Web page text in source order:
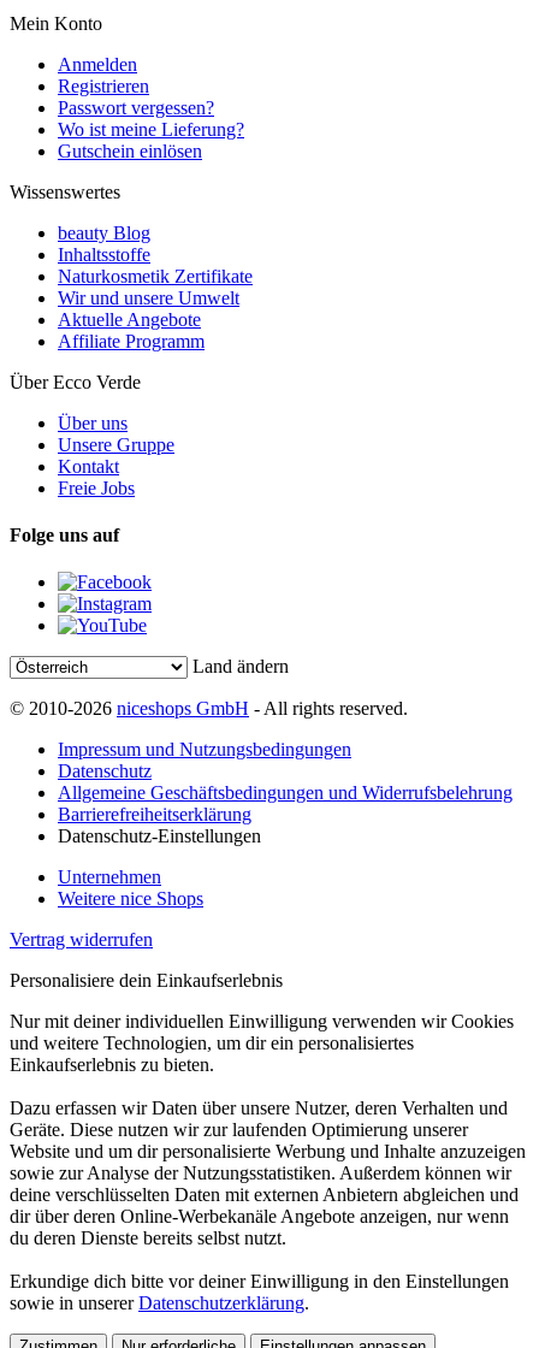
Mein Konto
Anmelden
Registrieren
Passwort vergessen?
Wo ist meine Lieferung?
Gutschein einlösen
Wissenswertes
beauty Blog
Inhaltsstoffe
Naturkosmetik Zertifikate
Wir und unsere Umwelt
Aktuelle Angebote
Affiliate Programm
Über Ecco Verde
Über uns
Unsere Gruppe
Kontakt
Freie Jobs
Folge uns auf
Land ändern
© 2010-2026 niceshops GmbH - All rights reserved.
Impressum und Nutzungsbedingungen
Datenschutz
Allgemeine Geschäftsbedingungen und Widerrufsbelehrung
Barrierefreiheitserklärung
Datenschutz-Einstellungen
Unternehmen
Weitere nice Shops
Vertrag widerrufen
Personalisiere dein Einkaufserlebnis
Nur mit deiner individuellen Einwilligung verwenden wir Cookies
und weitere Technologien, um dir ein personalisiertes
Einkaufserlebnis zu bieten.
Dazu erfassen wir Daten über unsere Nutzer, deren Verhalten und
Geräte. Diese nutzen wir zur laufenden Optimierung unserer
Website und um dir personalisierte Werbung und Inhalte anzuzeigen
sowie zur Analyse der Nutzungsstatistiken. Außerdem können wir
deine verschlüsselten Daten mit externen Anbietern abgleichen und
dir über deren Online-Werbekanäle Angebote anzeigen, nur wenn
du deren Dienste bereits selbst nutzt.
Erkundige dich bitte vor deiner Einwilligung in den Einstellungen
sowie in unsererDatenschutzerklärung.